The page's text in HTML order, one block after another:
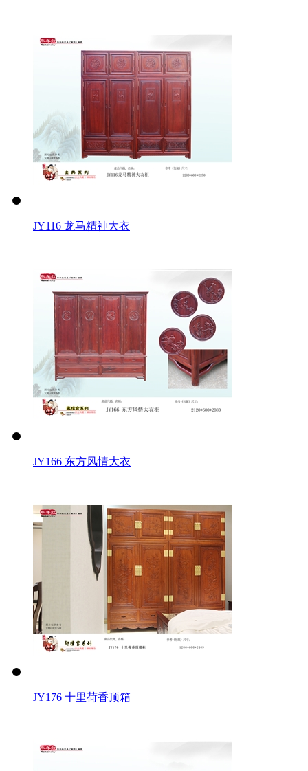
JY116 龙马精神大衣
JY166 东方风情大衣
JY176 十里荷香顶箱